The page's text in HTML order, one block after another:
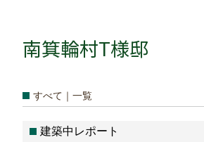
南箕輪村T様邸
すべて｜一覧
建築中レポート